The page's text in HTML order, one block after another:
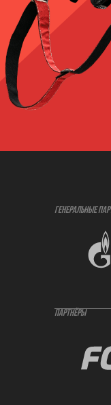
ГЕНЕРАЛЬНЫЕ
ПАРТНЁРЫ